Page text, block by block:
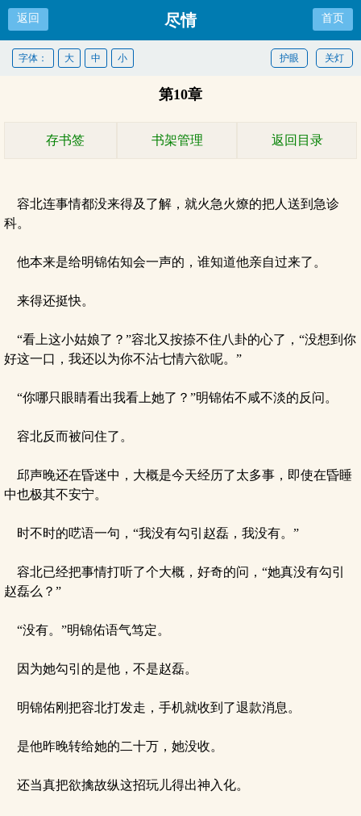
返回 尽情 首页
关灯
护眼
字体： 大 中 小
第10章
存书签 书架管理 返回目录
容北连事情都没来得及了解，就火急火燎的把人送到急诊
科。
他本来是给明锦佑知会一声的，谁知道他亲自过来了。
来得还挺快。
“看上这小姑娘了？”容北又按捺不住八卦的心了，“没想到你
好这一口，我还以为你不沾七情六欲呢。”
“你哪只眼睛看出我看上她了？”明锦佑不咸不淡的反问。
容北反而被问住了。
邱声晚还在昏迷中，大概是今天经历了太多事，即使在昏睡
中也极其不安宁。
时不时的呓语一句，“我没有勾引赵磊，我没有。”
容北已经把事情打听了个大概，好奇的问，“她真没有勾引
赵磊么？”
“没有。”明锦佑语气笃定。
因为她勾引的是他，不是赵磊。
明锦佑刚把容北打发走，手机就收到了退款消息。
是他昨晚转给她的二十万，她没收。
还当真把欲擒故纵这招玩儿得出神入化。